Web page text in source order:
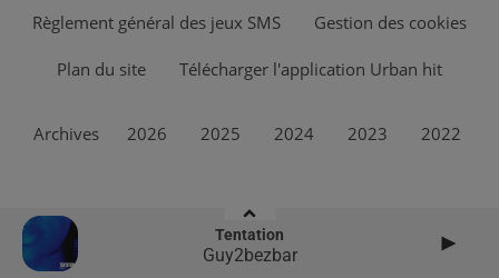
Tentation
Guy2bezbar
Règlement général des jeux SMS Gestion des cookies
Plan du site Télécharger l'application Urban hit
Archives 2026 2025 2024 2023 2022